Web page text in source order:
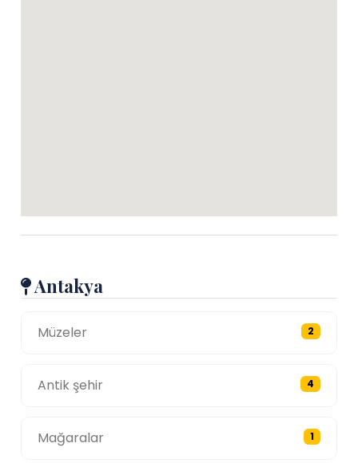
Antakya
Müzeler 2
Antik şehir 4
Mağaralar 1